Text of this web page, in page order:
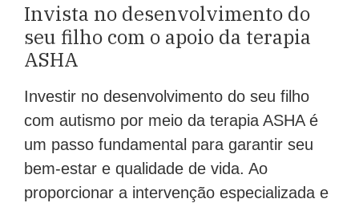
Invista no desenvolvimento do
seu filho com o apoio da terapia
ASHA
Investir no desenvolvimento do seu filho
com autismo por meio da terapia ASHA é
um passo fundamental para garantir seu
bem-estar e qualidade de vida. Ao
proporcionar a intervenção especializada e